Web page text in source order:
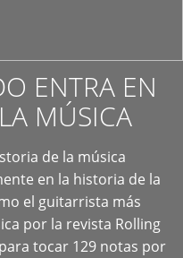
ENTRA EN
MÚSICA
de la música
en la historia de la
el guitarrista más
por la revista Rolling
tocar 129 notas por